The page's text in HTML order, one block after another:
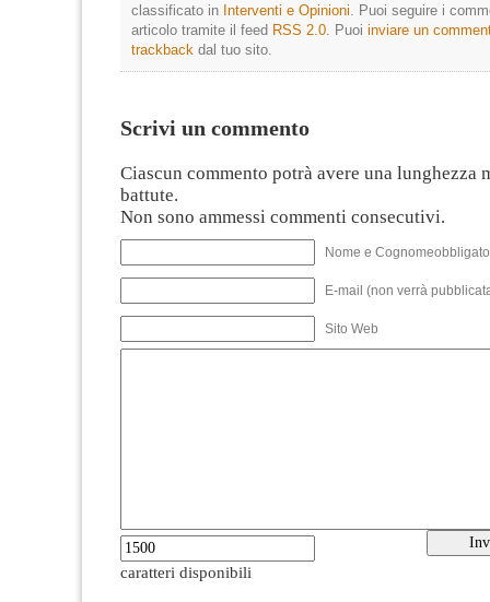
classificato in Interventi e Opinioni . Puoi seguire i
articolo tramite il feed RSS 2.0 . Puoi inviare un
trackback dal tuo sito.
Scrivi un commento
Ciascun commento potrà avere una lunghezza
battute.
Non sono ammessi commenti consecutivi.
Nome e
E-mail (non verrà
Sito Web
caratteri disponibili